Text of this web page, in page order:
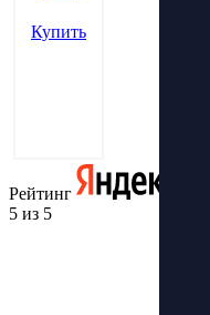
Купить
Рейтинг
5 из 5